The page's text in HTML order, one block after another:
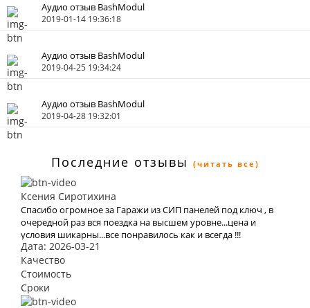
Аудио отзыв BashModul
2019-01-14 19:36:18
Аудио отзыв BashModul
2019-04-25 19:34:24
Аудио отзыв BashModul
2019-04-28 19:32:01
Последние отзывы (читать все)
Ксения Сиротихина
Спасибо огромное за Гаражи из СИП панелей под ключ , в
очередной раз вся поездка на высшем уровне...цена и
условия шикарны...все понравилось как и всегда !!!
Дата: 2026-03-21
Качество
Стоимость
Сроки